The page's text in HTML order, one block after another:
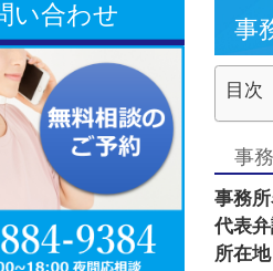
お問い合わせ